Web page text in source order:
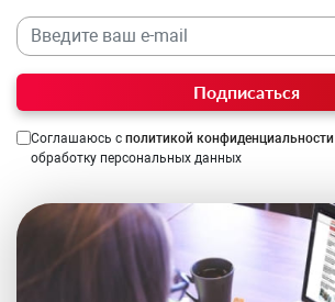
Подписаться
Соглашаюсь с политикой конфиденциальности
обработку персональных данных